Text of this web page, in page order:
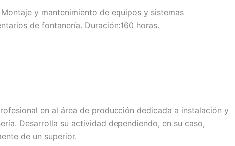
y mantenimiento de equipos y sistemas
de fontanería. Duración:160 horas.
en al área de producción dedicada a instalación y
Desarrolla su actividad dependiendo, en su caso,
de un superior.